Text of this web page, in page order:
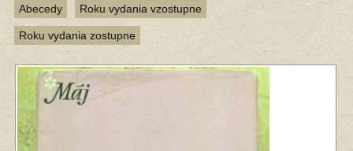
Abecedy Roku vydania vzostupne
Roku vydania zostupne